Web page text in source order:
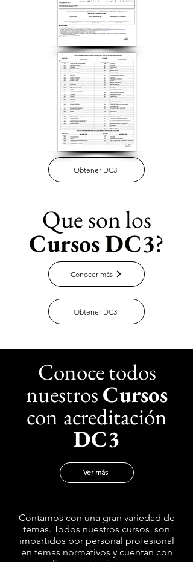
Obtener DC3
Que son los
Cursos DC3?
Conocer más
Obtener DC3
Conoce todos
nuestrosCursos
con acreditación
DC3
Ver más
Contamos con una gran variedad de
temas. Todos nuestros cursos son
impartidos por personal profesional
en temas normativos y cuentan con